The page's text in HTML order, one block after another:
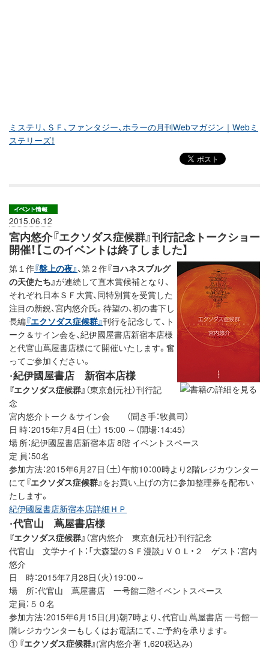
ミステリ、ＳＦ、ファンタジー、ホラーの月刊Webマガジン｜Webミ
ステリーズ！
2015.06.12
宮内悠介『エクソダス症候群』刊行記念トークショー
開催！【このイベントは終了しました】
第１作『盤上の夜』、第２作『ヨハネスブルグ
の天使たち』が連続して直木賞候補となり、
それぞれ日本ＳＦ大賞、同特別賞を受賞した
注目の新鋭、宮内悠介氏。待望の、初の書下し
長編『エクソダス症候群』刊行を記念して、ト
ーク＆サイン会を、紀伊國屋書店新宿本店様
と代官山蔦屋書店様にて開催いたします。奮
ってご参加ください。
・紀伊國屋書店 新宿本店様
『エクソダス症候群』 （東京創元社）刊行記
念
宮内悠介トーク＆サイン会 （聞き手：牧眞司）
日 時：2015年7月4日（土） 15:00 ～（開場：14:45）
場 所：紀伊國屋書店新宿本店 8階 イベントスペース
定 員：50名
参加方法：2015年6月27日（土）午前10：00時より2階レジカウンター
にて『エクソダス症候群』をお買い上げの方に参加整理券を配布い
たします。
紀伊國屋書店新宿本店詳細ＨＰ
・代官山 蔦屋書店様
『エクソダス症候群』 （宮内悠介 東京創元社）刊行記念
代官山 文学ナイト：「大森望のＳＦ漫談」ＶＯＬ・２ ゲスト：宮内
悠介
日 時：2015年7月28日（火）19：00～
場 所：代官山 蔦屋書店 一号館二階イベントスペース
定員：５０名
参加方法：2015年6月15日(月)朝7時より、代官山 蔦屋書店 一号館一
階レジカウンターもしくはお電話にて、ご予約を承ります。
① 『エクソダス症候群』(宮内悠介著 1,620税込み)